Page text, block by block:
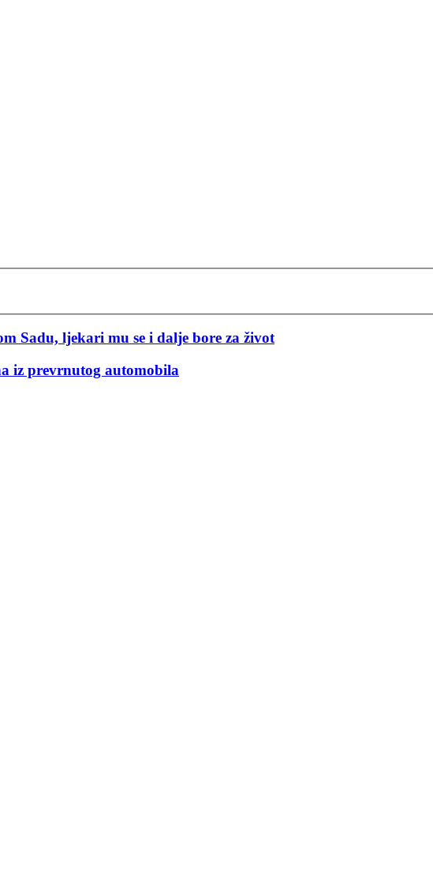
Sadu, ljekari mu se i dalje bore za život
iz prevrnutog automobila